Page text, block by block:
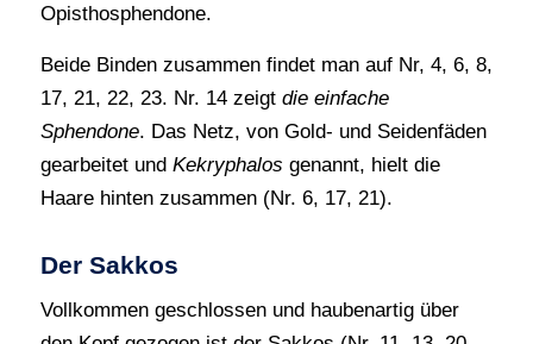
Opisthosphendone.
Beide Binden zusammen findet man auf Nr, 4, 6, 8,
17, 21, 22, 23. Nr. 14 zeigt die einfache
Sphendone. Das Netz, von Gold- und Seidenfäden
gearbeitet und Kekryphalos genannt, hielt die
Haare hinten zusammen (Nr. 6, 17, 21).
Der Sakkos
Vollkommen geschlossen und haubenartig über